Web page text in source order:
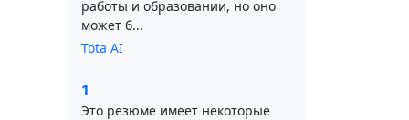
работы и образовании, но оно
может б...
Tota AI
1
Это резюме имеет некоторые